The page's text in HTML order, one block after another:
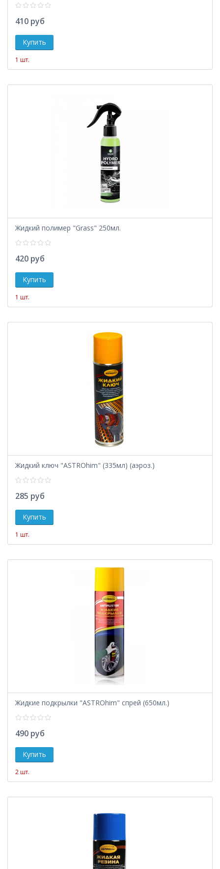
410 руб
1 шт.
Жидкий полимер "Grass" 250мл.
420 руб
1 шт.
Жидкий ключ "ASTROhim" (335мл) (аэроз.)
285 руб
1 шт.
Жидкие подкрылки "ASTROhim" спрей (650мл.)
490 руб
2 шт.